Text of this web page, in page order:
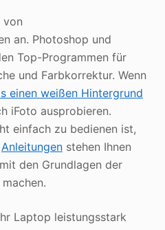
von
an. Photoshop und
Top-Programmen für
und Farbkorrektur. Wenn
einen weißen Hintergrund
iFoto ausprobieren.
einfach zu bedienen ist,
Anleitungenstehen Ihnen
den Grundlagen der
Laptop leistungsstark